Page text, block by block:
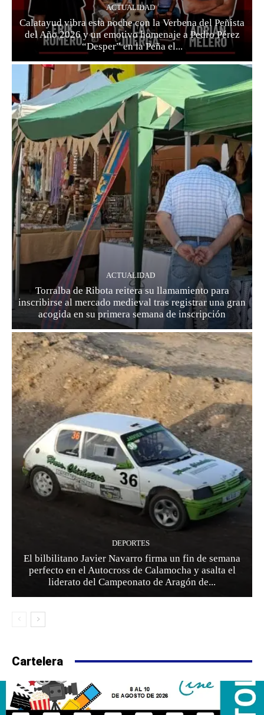
ACTUALIDAD
Calatayud vibra esta noche con la Verbena del Peñista
del Año 2026 y un emotivo homenaje a Pedro Pérez
“Desper” en la Peña el...
ACTUALIDAD
Torralba de Ribota reitera su llamamiento para
inscribirse al mercado medieval tras registrar una gran
acogida en su primera semana de inscripción
DEPORTES
El bilbilitano Javier Navarro firma un fin de semana
perfecto en el Autocross de Calamocha y asalta el
liderato del Campeonato de Aragón de...
Cartelera